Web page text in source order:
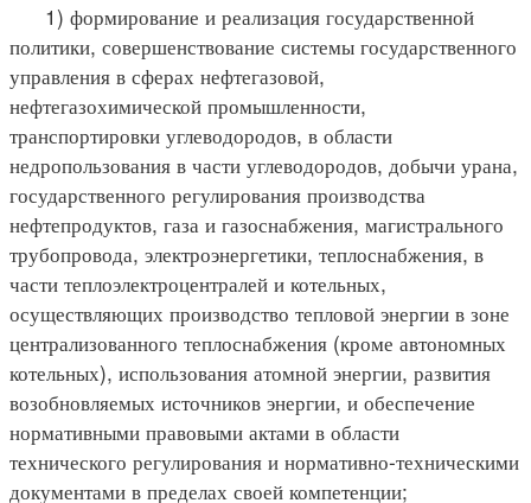
1) формирование и реализация государственной
политики, совершенствование системы государственного
управления в сферах нефтегазовой,
нефтегазохимической промышленности,
транспортировки углеводородов, в области
недропользования в части углеводородов, добычи урана,
государственного регулирования производства
нефтепродуктов, газа и газоснабжения, магистрального
трубопровода, электроэнергетики, теплоснабжения, в
части теплоэлектроцентралей и котельных,
осуществляющих производство тепловой энергии в зоне
централизованного теплоснабжения (кроме автономных
котельных), использования атомной энергии, развития
возобновляемых источников энергии, и обеспечение
нормативными правовыми актами в области
технического регулирования и нормативно-техническими
документами в пределах своей компетенции;